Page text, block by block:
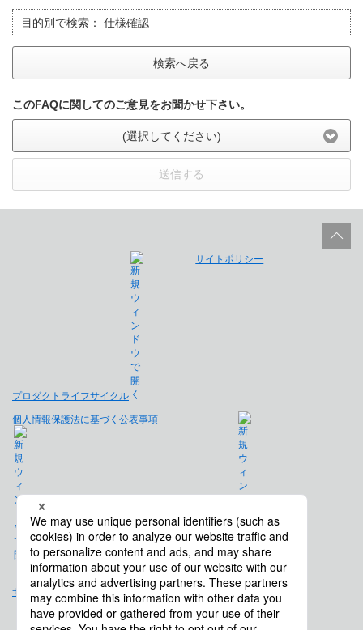
目的別で検索： 仕様確認
検索へ戻る
このFAQに関してのご意見をお聞かせ下さい。
(選択してください)
送信する
プロダクトライフサイクル
サイトポリシー
個人情報保護法に基づく公表事項
免責事項
サイトマップ